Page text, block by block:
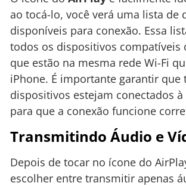
ao tocá-lo, você verá uma lista de
disponíveis para conexão. Essa
todos os dispositivos compatíveis
que estão na mesma rede Wi-Fi
iPhone. É importante garantir que
dispositivos estejam conectados
para que a conexão funcione
Transmitindo Áudio e
Depois de tocar no ícone do
escolher entre transmitir apenas